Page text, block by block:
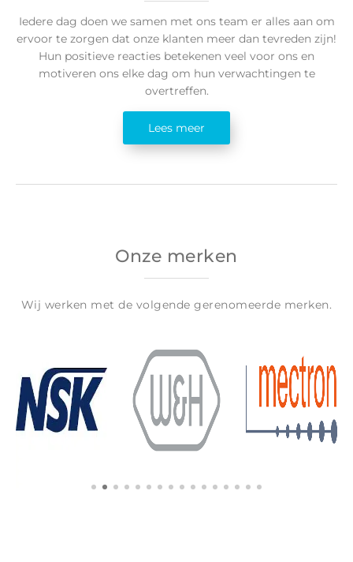
Iedere dag doen we samen met ons team er alles aan om
ervoor te zorgen dat onze klanten meer dan tevreden zijn!
Hun positieve reacties betekenen veel voor ons en
motiveren ons elke dag om hun verwachtingen te
overtreffen.
Lees meer
Onze merken
Wij werken met de volgende gerenomeerde merken.